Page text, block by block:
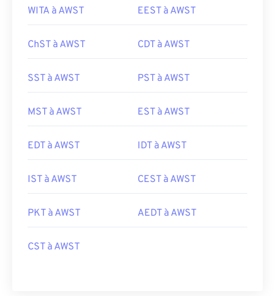
WITA à AWST EEST à AWST
ChST à AWST CDT à AWST
SST à AWST PST à AWST
MST à AWST EST à AWST
EDT à AWST IDT à AWST
IST à AWST CEST à AWST
PKT à AWST AEDT à AWST
CST à AWST